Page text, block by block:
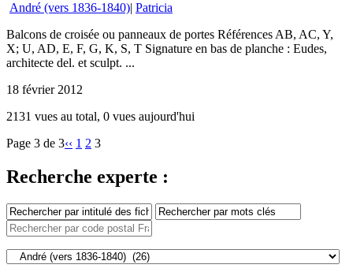
André (vers 1836-1840)| Patricia
Balcons de croisée ou panneaux de portes Références AB, AC, Y,
X; U, AD, E, F, G, K, S, T Signature en bas de planche : Eudes,
architecte del. et sculpt. ...
18 février 2012
2131 vues au total, 0 vues aujourd'hui
Page 3 de 3‹‹ 1 2 3
Recherche experte :